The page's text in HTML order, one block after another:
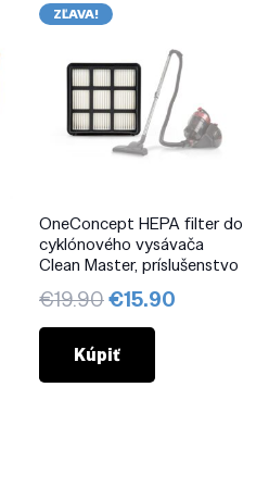
ZĽAVA!
OneConcept HEPA filter do
cyklónového vysávača
Clean Master, príslušenstvo
€19.90Pôvodná
cena
bola:
€19.90.
€15.90
Kúpiť